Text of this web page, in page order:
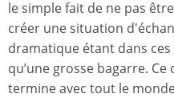
le simple fait de ne pas
créer une situation
dramatique étant dans
qu’une grosse bagarre.
termine avec tout le